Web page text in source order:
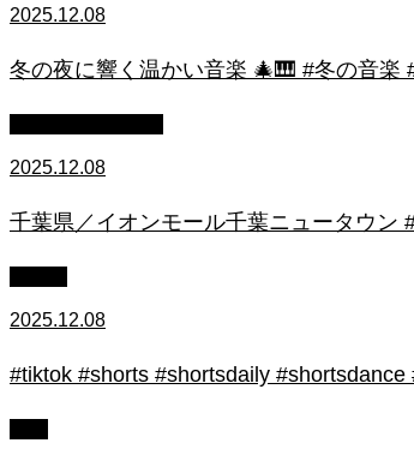
2025.12.08
冬の夜に響く温かい音楽 🎄🎹 #冬の音楽
2025.12.08
千葉県／イオンモール千葉ニュータウン
2025.12.08
#tiktok #shorts #shortsdaily